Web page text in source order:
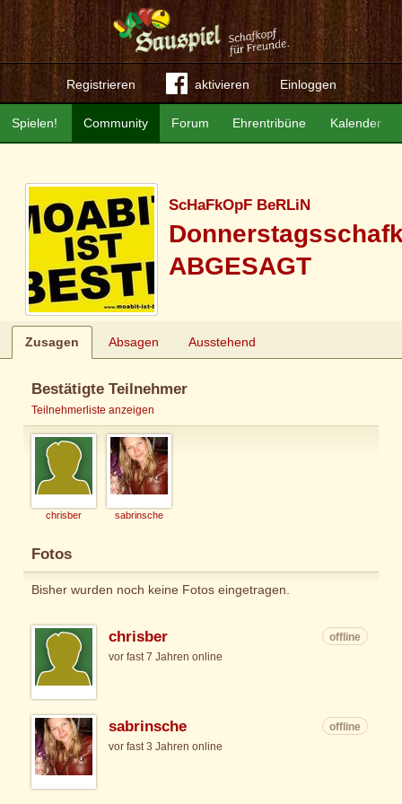
Registrieren aktivieren Einloggen
Community Forum Ehrentribüne Kalender
Spielen!
ScHaFkOpF BeRLiN
ABGESAGT
Zusagen Absagen Ausstehend
Bestätigte Teilnehmer
Teilnehmerliste anzeigen
chrisber sabrinsche
Fotos
Bisher wurden noch keine Fotos eingetragen.
chrisber
offline
vor fast 7 Jahren online
sabrinsche
offline
vor fast 3 Jahren online